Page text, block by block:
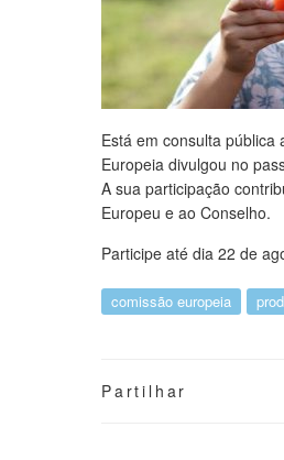
Está em consulta
Europeia divulgou no
A sua participação
Europeu e ao Conselho.
Participe até dia 22 de
comissão europeia
Partilhar